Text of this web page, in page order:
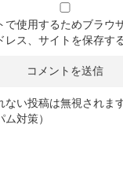
で使用するためブラウ
ス、サイトを保存する
ない投稿は無視されま
対策）